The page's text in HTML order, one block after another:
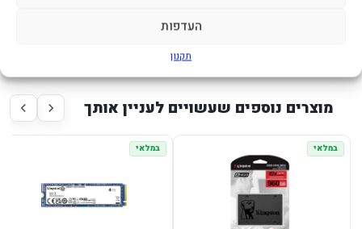
העדפות
תקנון
מוצרים נוספים שעשויים לעניין אותך
במלאי במלאי